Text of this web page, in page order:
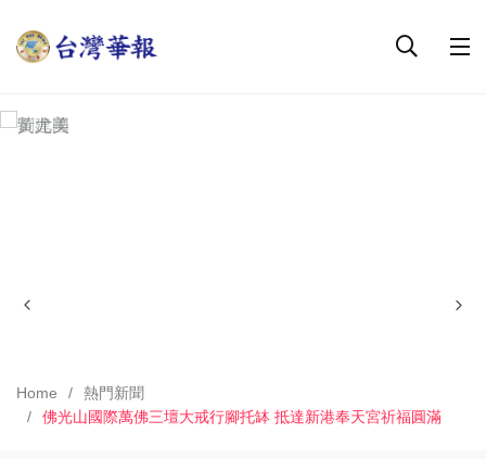
Home
熱門新聞
佛光山國際萬佛三壇大戒行腳托缽 抵達新港奉天宮祈福圓滿